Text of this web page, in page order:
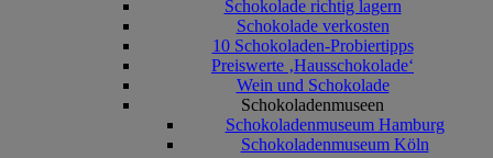
Schokolade richtig lagern
Schokolade verkosten
10 Schokoladen-Probiertipps
Preiswerte ‚Hausschokolade‘
Wein und Schokolade
Schokoladenmuseen
Schokoladenmuseum Hamburg
Schokoladenmuseum Köln